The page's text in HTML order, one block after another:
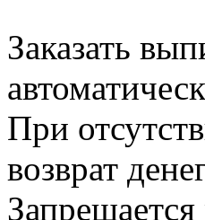
Заказать
При
возврат